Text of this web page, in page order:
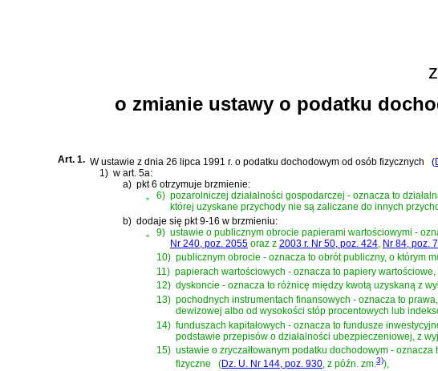
o zmianie ustawy o podatku
Art. 1. Wustawie z dnia 26 lipca 1991 r. o podatku dochodowym od osób fizycznych (
1) w art. 5a:
a) pkt 6 otrzymuje brzmienie:
„
6) pozarolniczej działalności gospodarczej - oznacza to
której uzyskane przychody nie są zaliczane do innych
b) dodaje się pkt 9-16 w brzmieniu:
9) ustawie o publicznym obrocie papierami wartościowymi -
Nr 240, poz. 2055 oraz z 2003 r. Nr 50, poz. 424 Nr 84, poz.
10) publicznym obrocie - oznacza to obrót publiczny, o którym
11) papierach wartościowych - oznacza to papiery
12) dyskoncie - oznacza to różnicę między kwotą uzyskaną z
13) pochodnych instrumentach finansowych - oznacza to
dewizowej albo od wysokości stóp procentowych lub
14) funduszach kapitałowych - oznacza to fundusze
podstawie przepisów o działalności ubezpieczeniowej, z
15) ustawie o zryczałtowanym podatku dochodowym - oznacza
fizyczne
(Dz. U. Nr 144, poz. 930, z późn. zm.3)),